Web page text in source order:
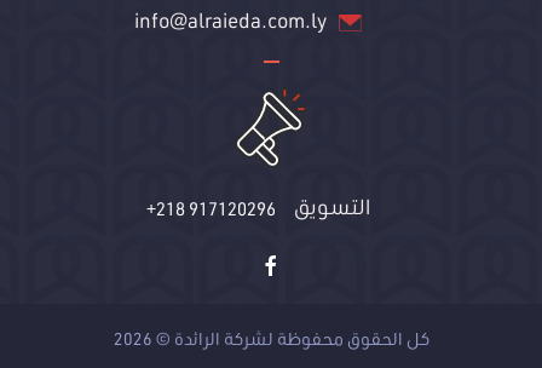
info@alraieda.com.ly
التسويق +218 917120296
كل الحقوق محفوظة لشركة الرائدة © 2026